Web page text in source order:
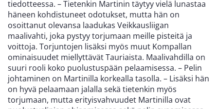
tiedotteessa. – Tietenkin Martinin täytyy vielä lunastaa
häneen kohdistuneet odotukset, mutta hän on
osoittanut olevansa laadukas Veikkausliigan
maalivahti, joka pystyy torjumaan meille pisteitä ja
voittoja. Torjuntojen lisäksi myös muut Kompallan
ominaisuudet miellyttävät Tauriaista. Maalivahdilla on
suuri rooli koko puolustuspään pelaamisessa. – Pelin
johtaminen on Martinilla korkealla tasolla. – Lisäksi hän
on hyvä pelaamaan jalalla sekä tietenkin myös
torjumaan, mutta erityisvahvuudet Martinilla ovat